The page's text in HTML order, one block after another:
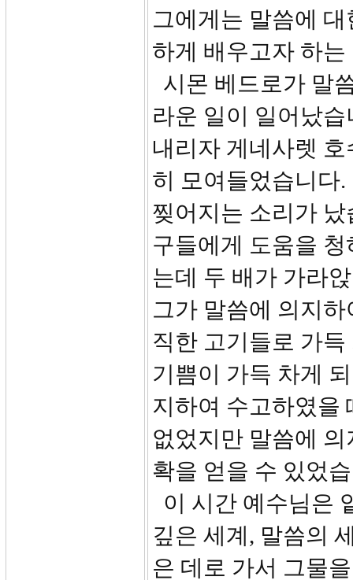
그에게는 말씀에
하게 배우고자 하
시몬 베드로가 말
라운 일이 일어났
내리자 게네사렛
히 모여들었습니다
찢어지는 소리가
구들에게 도움을
는데 두 배가 가라
그가 말씀에 의지
직한 고기들로 가
기쁨이 가득 차게
지하여 수고하였을
없었지만 말씀에
확을 얻을 수 있었
이 시간 예수님은
깊은 세계, 말씀의
은 데로 가서 그물